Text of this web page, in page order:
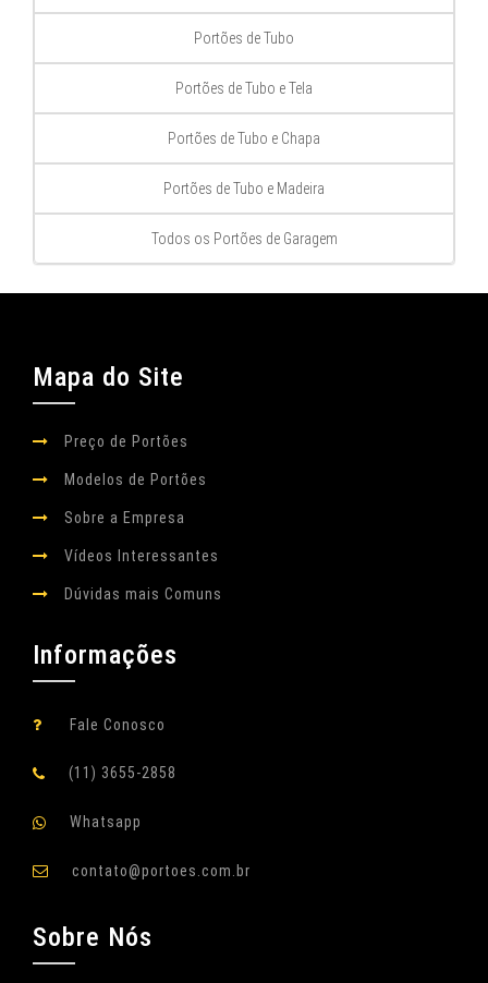
Portões de Tubo
Portões de Tubo e Tela
Portões de Tubo e Chapa
Portões de Tubo e Madeira
Todos os Portões de Garagem
Mapa do Site
Preço de Portões
Modelos de Portões
Sobre a Empresa
Vídeos Interessantes
Dúvidas mais Comuns
Informações
Fale Conosco
(11) 3655-2858
Whatsapp
contato@portoes.com.br
Sobre Nós